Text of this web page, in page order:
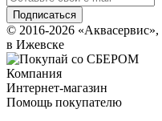
© 2016-2026
в Ижевске
Компания
Интернет-магазин
Помощь покупателю